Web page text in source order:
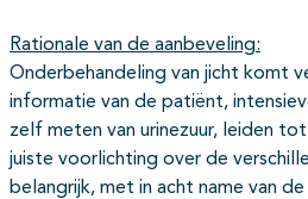
Rationale van de aanbeveling:
Onderbehandeling van jicht komt
informatie van de patiënt,
zelf meten van urinezuur, leiden
juiste voorlichting over de
belangrijk, met in acht name van